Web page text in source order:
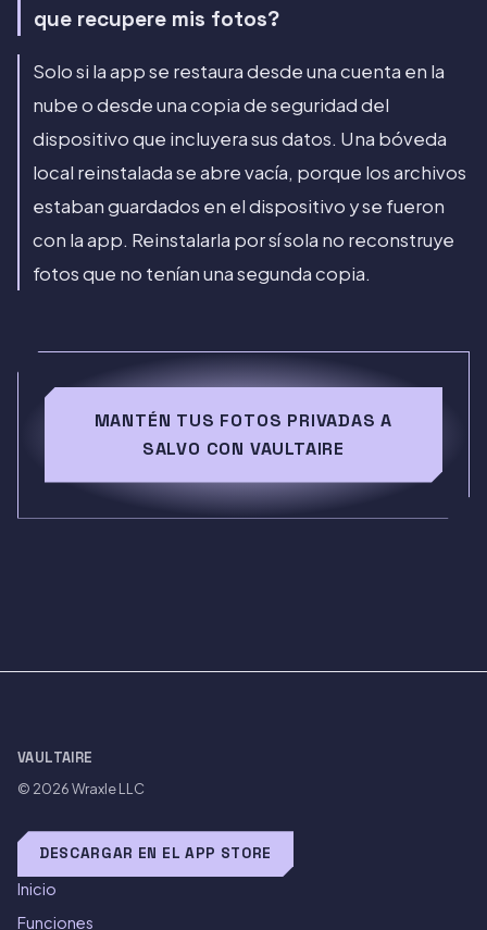
que recupere mis fotos?
Solo si la app se restaura desde una cuenta en la
nube o desde una copia de seguridad del
dispositivo que incluyera sus datos. Una bóveda
local reinstalada se abre vacía, porque los archivos
estaban guardados en el dispositivo y se fueron
con la app. Reinstalarla por sí sola no reconstruye
fotos que no tenían una segunda copia.
MANTÉN TUS FOTOS PRIVADAS A
SALVO CON VAULTAIRE
VAULTAIRE
© 2026Wraxle LLC
DESCARGAR EN EL APP STORE
Inicio
Funciones